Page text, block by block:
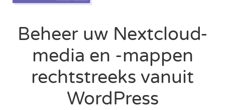
Beheer uw Nextcloud-
media en -mappen
rechtstreeks vanuit
WordPress